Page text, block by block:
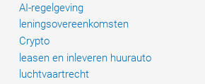
AI-regelgeving
leningsovereenkomsten
Crypto
leasen en inleveren huurauto
luchtvaartrecht